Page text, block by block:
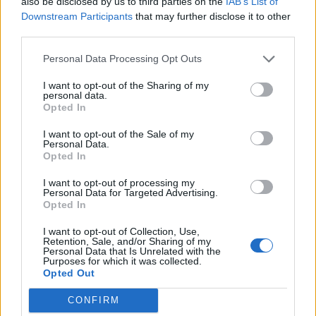
Downstream Participants that may further disclose it to other
Personal Data Processing Opt Outs
I want to opt-out of the Sharing of my
personal data.
Opted In
I want to opt-out of the Sale of my
Personal Data.
Opted In
I want to opt-out of processing my
Personal Data for Targeted Advertising.
Opted In
I want to opt-out of Collection, Use,
Retention, Sale, and/or Sharing of my
Personal Data that Is Unrelated with the
Purposes for which it was collected.
Opted Out
CONFIRM
Comentari:
Deseu el meu nom, el correu electrònic i el lloc web en
aquest navegador per a la propera vegada que comenti.
Captcha9 - 1 = ?
Please
enter